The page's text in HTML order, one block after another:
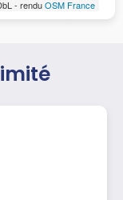
- renduOSM France